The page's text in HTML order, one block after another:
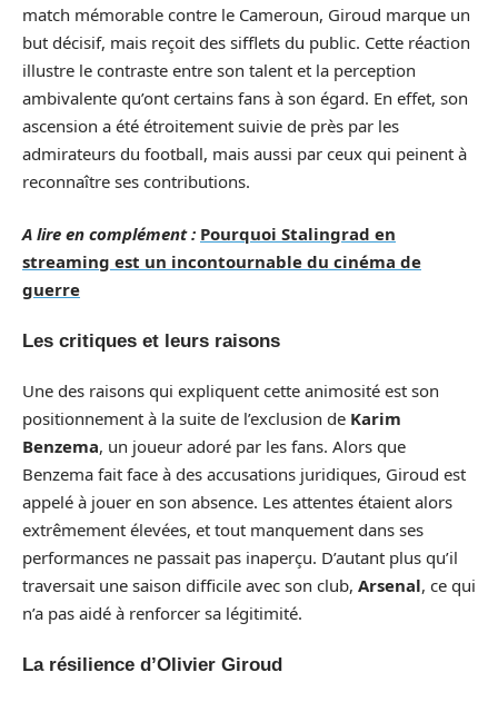
match mémorable contre le Cameroun, Giroud marque un
but décisif, mais reçoit des sifflets du public. Cette réaction
illustre le contraste entre son talent et la perception
ambivalente qu’ont certains fans à son égard. En effet, son
ascension a été étroitement suivie de près par les
admirateurs du football, mais aussi par ceux qui peinent à
reconnaître ses contributions.
A lire en complément : Pourquoi Stalingrad en
streaming est un incontournable du cinéma de
guerre
Les critiques et leurs raisons
Une des raisons qui expliquent cette animosité est son
positionnement à la suite de l’exclusion de Karim
Benzema, un joueur adoré par les fans. Alors que
Benzema fait face à des accusations juridiques, Giroud est
appelé à jouer en son absence. Les attentes étaient alors
extrêmement élevées, et tout manquement dans ses
performances ne passait pas inaperçu. D’autant plus qu’il
traversait une saison difficile avec son club, Arsenal, ce qui
n’a pas aidé à renforcer sa légitimité.
La résilience d’Olivier Giroud